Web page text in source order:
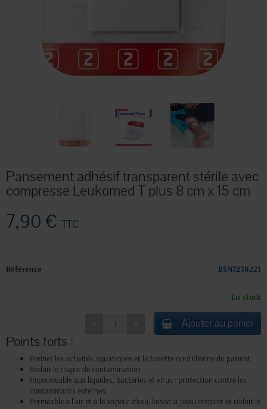
Pansement adhésif transparent stérile avec
compresse Leukomed T plus 8 cm x 15 cm
7,90 € TTC
Référence BSN7238221
En stock
Ajouter au panier
Points forts :
Permet les activités aquatiques et la toilette quotidienne du patient.
Réduit le risque de contamination.
Imperméable aux liquides, bactéries et virus : protection contre les
contaminants externes.
Perméable à l'air et à la vapeur d'eau, laisse la peau respirer et réduit le